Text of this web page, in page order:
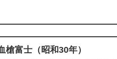
槍富士（昭和30年）